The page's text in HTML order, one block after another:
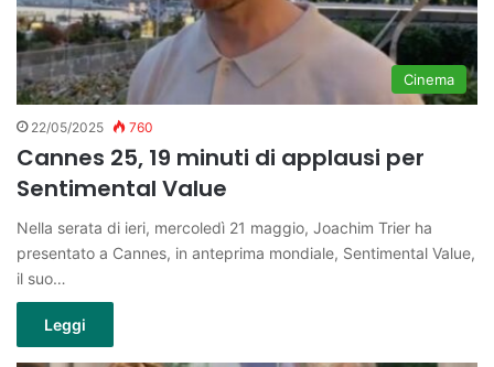
Cinema
22/05/2025 760
Cannes 25, 19 minuti di applausi per
Sentimental Value
Nella serata di ieri, mercoledì 21 maggio, Joachim Trier ha
presentato a Cannes, in anteprima mondiale, Sentimental Value,
il suo…
Leggi